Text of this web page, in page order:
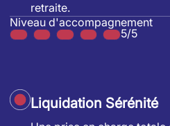
retraite.
Niveau d'accompagnement
5/5
Liquidation Sérénité